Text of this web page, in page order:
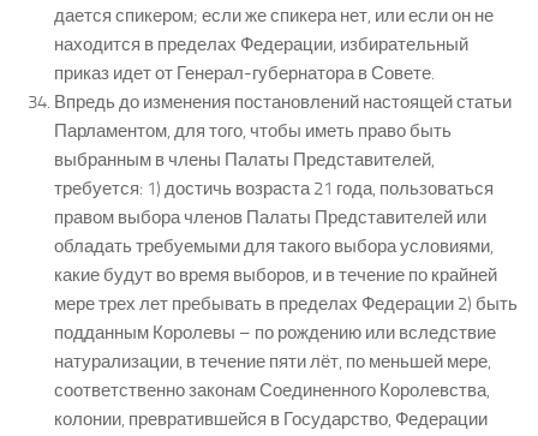
дается спикером; если же спикера нет, или если он не
находится в пределах Федерации, избирательный
приказ идет от Генерал-губернатора в Совете.
Впредь до изменения постановлений настоящей статьи
Парламентом, для того, чтобы иметь право быть
выбранным в члены Палаты Представителей,
требуется: 1) достичь возраста 21 года, пользоваться
правом выбора членов Палаты Представителей или
обладать требуемыми для такого выбора условиями,
какие будут во время выборов, и в течение по крайней
мере трех лет пребывать в пределах Федерации 2) быть
подданным Королевы – по рождению или вследствие
натурализации, в течение пяти лёт, по меньшей мере,
соответственно законам Соединенного Королевства,
колонии, превратившейся в Государство, Федерации